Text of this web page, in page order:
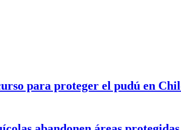
para proteger el pudú en